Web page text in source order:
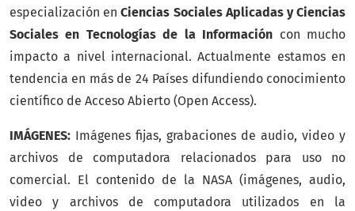
especialización enCiencias Sociales Aplicadas y Ciencias
Sociales en Tecnologías de la Información con mucho
impacto a nivel internacional. Actualmente estamos en
tendencia en más de 24 Países difundiendo conocimiento
científico de Acceso Abierto (Open Access).
IMÁGENES: Imágenes fijas, grabaciones de audio, video y
archivos de computadora relacionados para uso no
comercial. El contenido de la NASA (imágenes, audio,
video y archivos de computadora utilizados en la